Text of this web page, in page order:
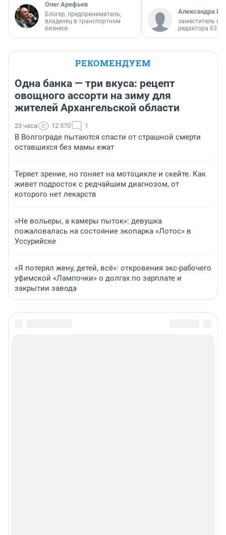
Олег Арефьев
Блогер, предприниматель,
владелец в транспортном
бизнесе
Александра
заместитель
редактора 63.RU
РЕКОМЕНДУЕМ
Одна банка — три вкуса: рецепт
овощного ассорти на зиму для
жителей Архангельской области
23 часа 12 570 1
В Волгограде пытаются спасти от страшной смерти
оставшихся без мамы ежат
Теряет зрение, но гоняет на мотоцикле и скейте. Как
живет подросток с редчайшим диагнозом, от
которого нет лекарств
«Не вольеры, а камеры пыток»: девушка
пожаловалась на состояние экопарка «Лотос» в
Уссурийске
«Я потерял жену, детей, всё»: откровения экс-рабочего
уфимской «Лампочки» о долгах по зарплате и
закрытии завода